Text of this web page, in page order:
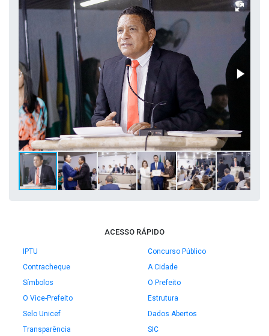
ACESSO RÁPIDO
IPTU
Concurso Público
Contracheque
A Cidade
Símbolos
O Prefeito
O Vice-Prefeito
Estrutura
Selo Unicef
Dados Abertos
Transparência
SIC